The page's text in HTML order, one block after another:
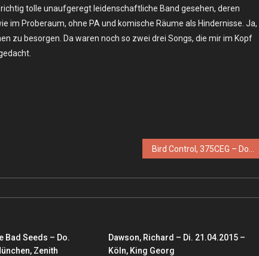
tolle unaufgeregt leidenschaftliche Band gesehen, deren
im Proberaum, ohne PA und komische Räume als Hindernisse. Ja,
zu besorgen. Da waren noch so zwei drei Songs, die mir im Kopf
Bad Seeds – Do.
Zenith
Dawson, Richard – Di. 21.04.2015 –
Köln, King Georg